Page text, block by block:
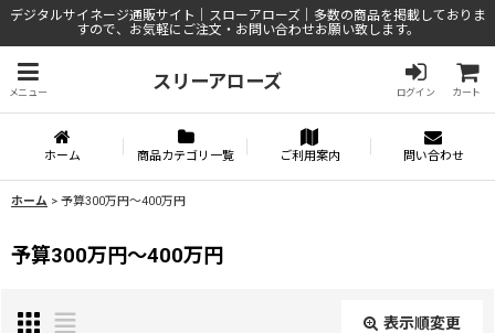
デジタルサイネージ通販サイト｜スローアローズ｜多数の商品を掲載しておりま
すので、お気軽にご注文・お問い合わせお願い致します。
メニュー
スリーアローズ
ログイン カート
ホーム 商品カテゴリ一覧 ご利用案内 問い合わせ
ホーム > 予算300万円〜400万円
予算300万円〜400万円
表示順変更